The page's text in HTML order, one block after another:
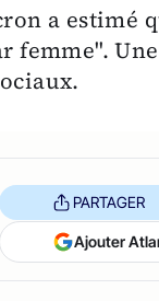
a estimé
femme".
PARTAGER
Ajouter